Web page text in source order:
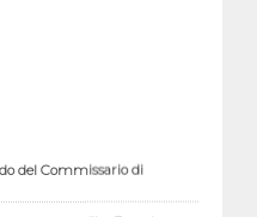
del Commissario di